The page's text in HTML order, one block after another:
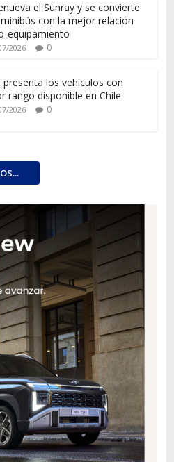
el Sunray y se convierte
con la mejor relación
equipamiento
2026 0
presenta los vehículos con
rango disponible en Chile
2026 0